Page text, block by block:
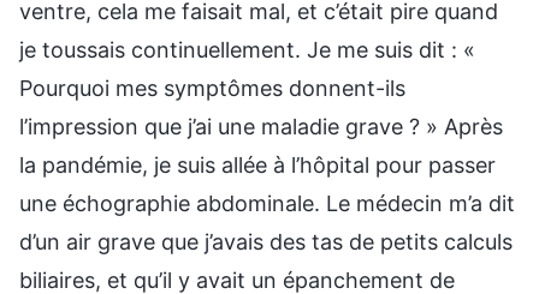
ventre, cela me faisait mal, et c’était pire quand
je toussais continuellement. Je me suis dit : «
Pourquoi mes symptômes donnent-ils
l’impression que j’ai une maladie grave ? » Après
la pandémie, je suis allée à l’hôpital pour passer
une échographie abdominale. Le médecin m’a dit
d’un air grave que j’avais des tas de petits calculs
biliaires, et qu’il y avait un épanchement de